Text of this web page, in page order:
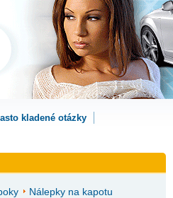
kladené otázky
Nálepky na kapotu